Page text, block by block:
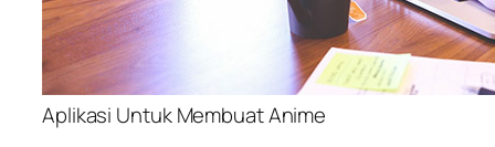
Aplikasi Untuk Membuat Anime